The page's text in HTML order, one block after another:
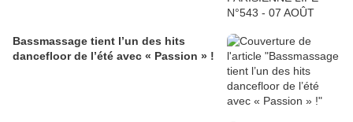
Bassmassage tient l’un des hits
dancefloor de l’été avec « Passion » !